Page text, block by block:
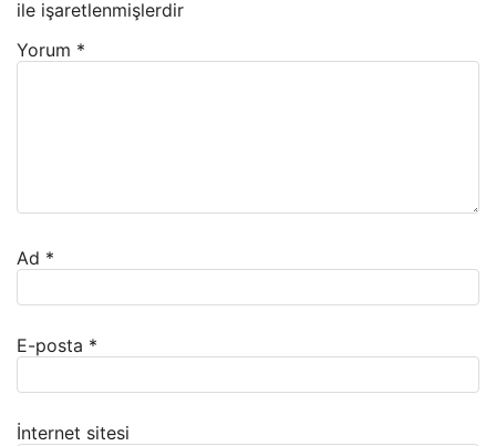
ile işaretlenmişlerdir
Yorum *
Ad *
E-posta *
İnternet sitesi